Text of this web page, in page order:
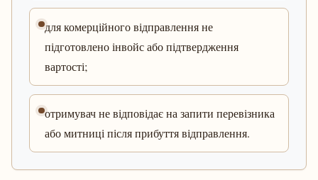
для комерційного відправлення не
підготовлено інвойс або підтвердження
вартості;
отримувач не відповідає на запити перевізника
або митниці після прибуття відправлення.